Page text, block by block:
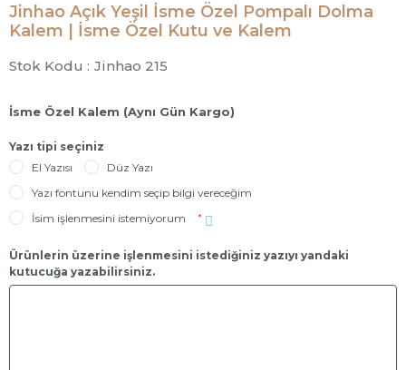
Jinhao Açık Yeşil İsme Özel Pompalı Dolma
Kalem | İsme Özel Kutu ve Kalem
Stok Kodu : Jinhao 215
İsme Özel Kalem (Aynı Gün Kargo)
Yazı tipi seçiniz
El Yazısı
Düz Yazı
Yazı fontunu kendim seçip bilgi vereceğim
İsim işlenmesini istemiyorum
*
Ürünlerin üzerine işlenmesini istediğiniz yazıyı yandaki
kutucuğa yazabilirsiniz.